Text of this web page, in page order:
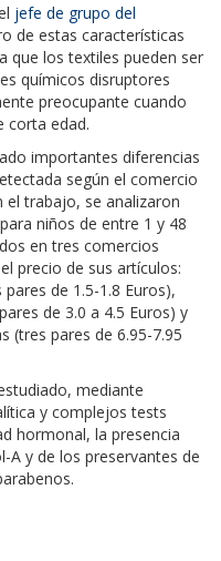
jefe de grupo del
de estas características
que los textiles pueden ser
químicos disruptores
preocupante cuando
corta edad.
importantes diferencias
según el comercio
el trabajo, se analizaron
niños de entre 1 y 48
en tres comercios
precio de sus artículos:
de 1.5-1.8 Euros),
de 3.0 a 4.5 Euros) y
(tres pares de 6.95-7.95
mediante
y complejos tests
hormonal, la presencia
A y de los preservantes de